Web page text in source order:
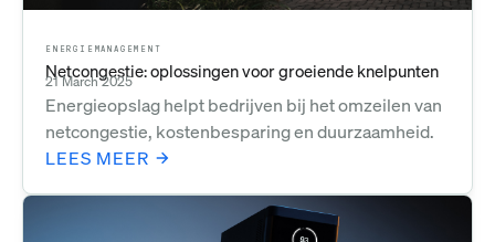
ENERGIEMANAGEMENT
Netcongestie: oplossingen voor groeiende knelpunten
21 March 2025
Energieopslag helpt bedrijven bij het omzeilen van
netcongestie, kostenbesparing en duurzaamheid.
LEES MEER